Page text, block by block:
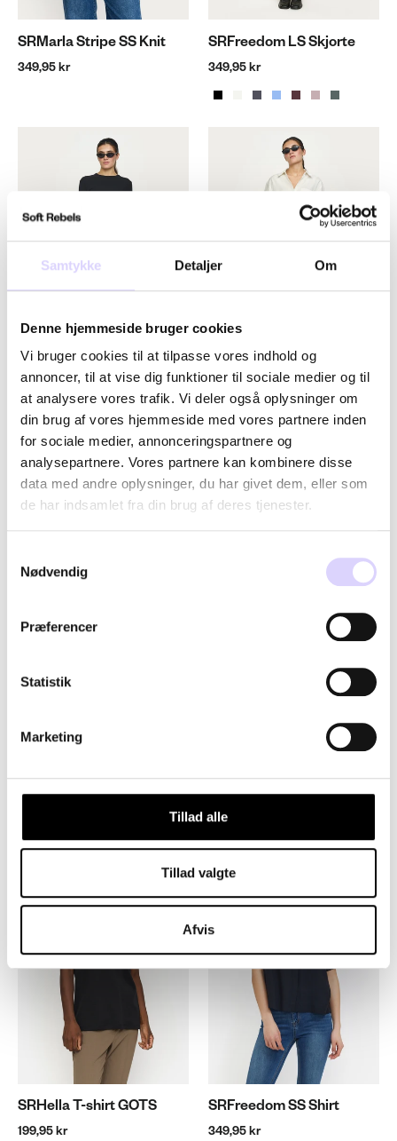
Samtykke Detaljer Om
Denne hjemmeside bruger cookies
Vi bruger cookies til at tilpasse vores indhold og
annoncer, til at vise dig funktioner til sociale medier og til
at analysere vores trafik. Vi deler også oplysninger om
din brug af vores hjemmeside med vores partnere inden
for sociale medier, annonceringspartnere og
analysepartnere. Vores partnere kan kombinere disse
data med andre oplysninger, du har givet dem, eller som
de har indsamlet fra din brug af deres tjenester.
Nødvendig
Præferencer
Statistik
Marketing
Tillad alle
Tillad valgte
Afvis
SRMarla Stripe SS Knit
349,95 kr
SRFreedom LS Skjorte
349,95 kr
SRFenja O-hals Top
349,95 kr
SRVeronica Skjorte
499,95 kr
299,95 kr 199,95 kr
SRHella T-shirt GOTS
199,95 kr
SRFreedom SS Shirt
349,95 kr